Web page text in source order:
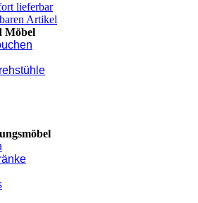
lieferbar
Artikel
Möbel